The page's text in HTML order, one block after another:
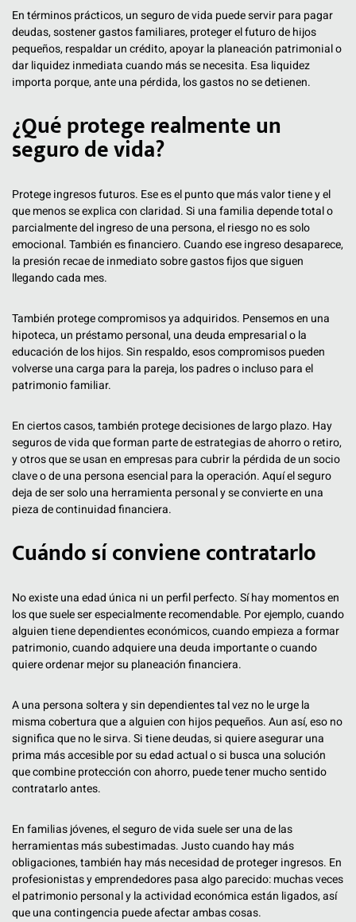
En términos prácticos, un seguro de vida puede servir para pagar
deudas, sostener gastos familiares, proteger el futuro de hijos
pequeños, respaldar un crédito, apoyar la planeación patrimonial o
dar liquidez inmediata cuando más se necesita. Esa liquidez
importa porque, ante una pérdida, los gastos no se detienen.
¿Qué protege realmente un
seguro de vida?
Protege ingresos futuros. Ese es el punto que más valor tiene y el
que menos se explica con claridad. Si una familia depende total o
parcialmente del ingreso de una persona, el riesgo no es solo
emocional. También es financiero. Cuando ese ingreso desaparece,
la presión recae de inmediato sobre gastos fijos que siguen
llegando cada mes.
También protege compromisos ya adquiridos. Pensemos en una
hipoteca, un préstamo personal, una deuda empresarial o la
educación de los hijos. Sin respaldo, esos compromisos pueden
volverse una carga para la pareja, los padres o incluso para el
patrimonio familiar.
En ciertos casos, también protege decisiones de largo plazo. Hay
seguros de vida que forman parte de estrategias de ahorro o retiro,
y otros que se usan en empresas para cubrir la pérdida de un socio
clave o de una persona esencial para la operación. Aquí el seguro
deja de ser solo una herramienta personal y se convierte en una
pieza de continuidad financiera.
Cuándo sí conviene contratarlo
No existe una edad única ni un perfil perfecto. Sí hay momentos en
los que suele ser especialmente recomendable. Por ejemplo, cuando
alguien tiene dependientes económicos, cuando empieza a formar
patrimonio, cuando adquiere una deuda importante o cuando
quiere ordenar mejor su planeación financiera.
A una persona soltera y sin dependientes tal vez no le urge la
misma cobertura que a alguien con hijos pequeños. Aun así, eso no
significa que no le sirva. Si tiene deudas, si quiere asegurar una
prima más accesible por su edad actual o si busca una solución
que combine protección con ahorro, puede tener mucho sentido
contratarlo antes.
En familias jóvenes, el seguro de vida suele ser una de las
herramientas más subestimadas. Justo cuando hay más
obligaciones, también hay más necesidad de proteger ingresos. En
profesionistas y emprendedores pasa algo parecido: muchas veces
el patrimonio personal y la actividad económica están ligados, así
que una contingencia puede afectar ambas cosas.